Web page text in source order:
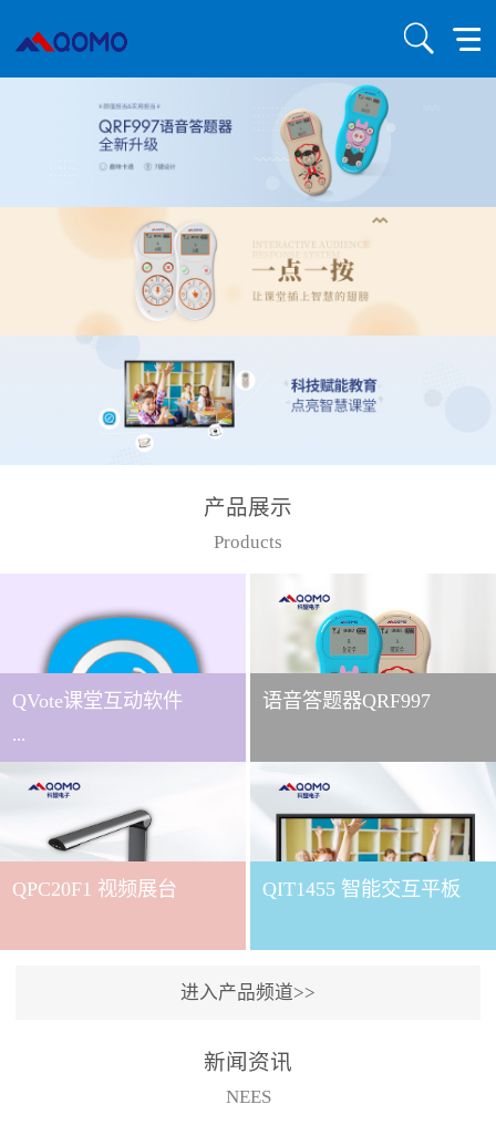
产品展示
Products
QVote课堂互动软件
...
下载QVote授课软件课堂互
动的质量直接影响教学效
果与学生参与度。作为
打造的互动授课软件，
QVote 以 “让每一堂课都充
功能与数据化教学分析，
语音答题器QRF997
QPC20F1 视频展台 QIT1455 智能交互平板
进入产品频道>>
新闻资讯
NEES